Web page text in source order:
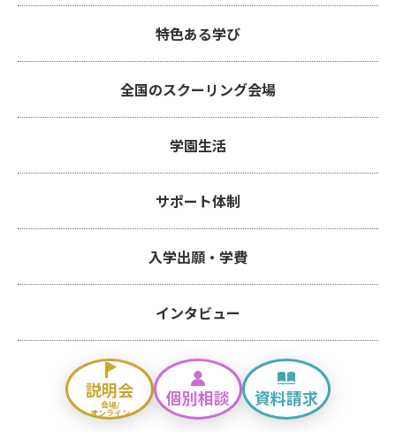
特色ある学び
全国のスクーリング会場
学園生活
サポート体制
入学出願・学費
インタビュー
説明会
会場/
オンライン
個別相談 資料請求